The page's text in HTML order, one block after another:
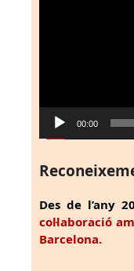
00:00
Des de l’any
col·laboració
Barcelona.